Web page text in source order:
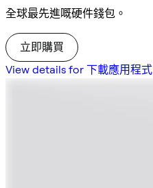
全球最先進嘅硬件錢包。
立即購買
View details for 下載應用程式